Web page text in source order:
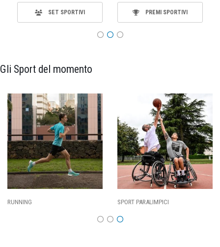
SET SPORTIVI PREMI SPORTIVI
Gli Sport del momento
SPORT PARALIMPICI CALCIO